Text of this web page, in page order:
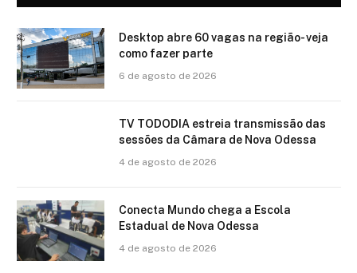
Desktop abre 60 vagas na região- veja
como fazer parte
6 de agosto de 2026
TV TODODIA estreia transmissão das
sessões da Câmara de Nova Odessa
4 de agosto de 2026
Conecta Mundo chega a Escola
Estadual de Nova Odessa
4 de agosto de 2026